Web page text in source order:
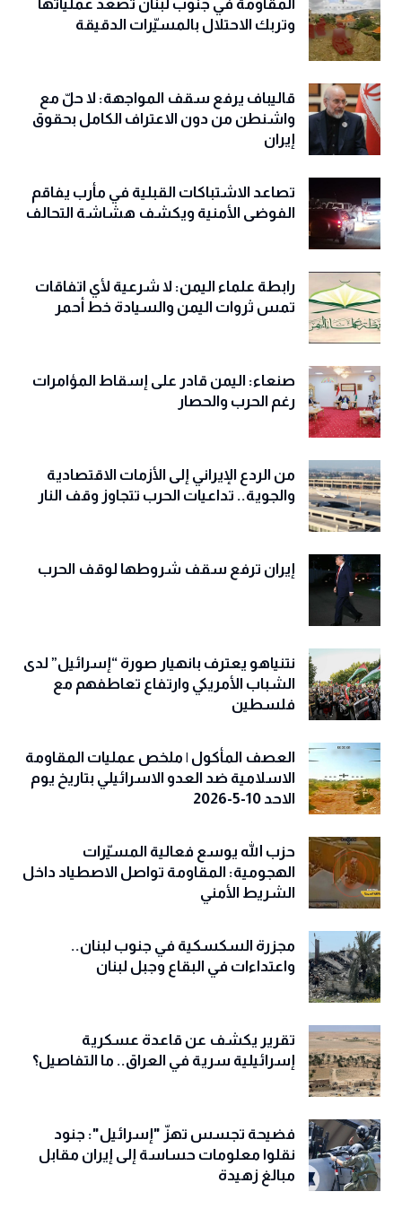
المقاومة في جنوب لبنان تُصعّد عملياتها
وتربك الاحتلال بالمسيّرات الدقيقة
قاليباف يرفع سقف المواجهة: لا حلّ مع
واشنطن من دون الاعتراف الكامل بحقوق
إيران
تصاعد الاشتباكات القبلية في مأرب يفاقم
الفوضى الأمنية ويكشف هشاشة التحالف
رابطة علماء اليمن: لا شرعية لأي اتفاقات
تمس ثروات اليمن والسيادة خط أحمر
صنعاء: اليمن قادر على إسقاط المؤامرات
رغم الحرب والحصار
من الردع الإيراني إلى الأزمات الاقتصادية
والجوية.. تداعيات الحرب تتجاوز وقف النار
إيران ترفع سقف شروطها لوقف الحرب
نتنياهو يعترف بانهيار صورة “إسرائيل” لدى
الشباب الأمريكي وارتفاع تعاطفهم مع
فلسطين
العصف المأكول | ملخص عمليات المقاومة
الاسلامية ضد العدو الاسرائيلي بتاريخ يوم
الاحد 10-5-2026
حزب الله يوسع فعالية المسيّرات
الهجومية: المقاومة تواصل الاصطياد داخل
الشريط الأمني
مجزرة السكسكية في جنوب لبنان..
واعتداءات في البقاع وجبل لبنان
تقرير يكشف عن قاعدة عسكرية
إسرائيلية سرية في العراق.. ما التفاصيل؟
فضيحة تجسس تهزّ "إسرائيل": جنود
نقلوا معلومات حساسة إلى إيران مقابل
مبالغ زهيدة